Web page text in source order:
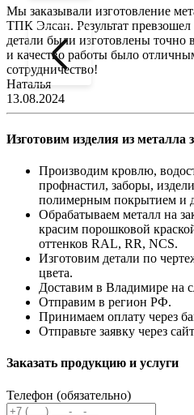
Мы заказывали изготовление
ТПК Элсан. Результат
детали были изготовлены точно
и качество работы было
сотрудничество!
Наталья
13.08.2024
Изготовим изделия из металла
Производим кровлю,
профнастил, заборы,
полимерным покрытием и
Обрабатываем металл на
красим порошковой
оттенков RAL, RR, NCS.
Изготовим детали по
цвета.
Доставим в Владимире на
Отправим в регион РФ.
Принимаем оплату через
Отправьте заявку через
Заказать продукцию и услуги
Телефон (обязательно)